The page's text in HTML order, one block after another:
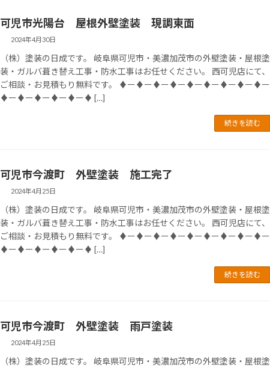
可児市光陽台 屋根外壁塗装 現調東面
2024年4月30日
（株）塗装の日成です。 岐阜県可児市・美濃加茂市の外壁塗装・屋根塗
装・ガルバ葺き替え工事・防水工事はお任せください。 西可児店にて、
ご相談・お見積もり無料です。 ♦ー♦ー♦ー♦ー♦ー♦ー♦ー♦ー♦ー
♦ー♦ー♦ー♦ー♦ー♦ […]
続きを読む
可児市今渡町 外壁塗装 施工完了
2024年4月25日
（株）塗装の日成です。 岐阜県可児市・美濃加茂市の外壁塗装・屋根塗
装・ガルバ葺き替え工事・防水工事はお任せください。 西可児店にて、
ご相談・お見積もり無料です。 ♦ー♦ー♦ー♦ー♦ー♦ー♦ー♦ー♦ー
♦ー♦ー♦ー♦ー♦ー♦ […]
続きを読む
可児市今渡町 外壁塗装 雨戸塗装
2024年4月25日
（株）塗装の日成です。 岐阜県可児市・美濃加茂市の外壁塗装・屋根塗